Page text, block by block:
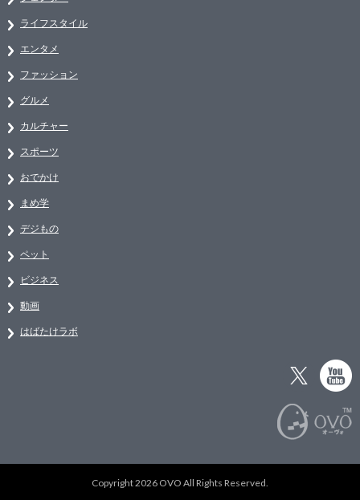
ライフスタイル
エンタメ
ファッション
グルメ
カルチャー
スポーツ
おでかけ
まめ学
デジもの
ペット
ビジネス
動画
はばたけラボ
Copyright 2026 OVO All Rights Reserved.